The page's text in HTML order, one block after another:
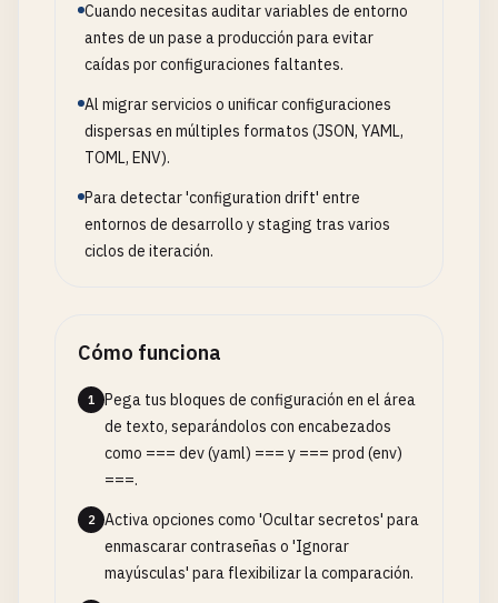
Cuando necesitas auditar variables de entorno
antes de un pase a producción para evitar
caídas por configuraciones faltantes.
Al migrar servicios o unificar configuraciones
dispersas en múltiples formatos (JSON, YAML,
TOML, ENV).
Para detectar 'configuration drift' entre
entornos de desarrollo y staging tras varios
ciclos de iteración.
Cómo funciona
1
Pega tus bloques de configuración en el área
de texto, separándolos con encabezados
como === dev (yaml) === y === prod (env)
===.
2
Activa opciones como 'Ocultar secretos' para
enmascarar contraseñas o 'Ignorar
mayúsculas' para flexibilizar la comparación.